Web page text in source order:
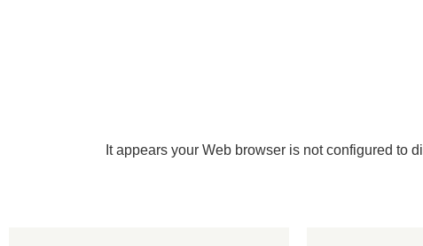
It appears your Web browser is not configured to